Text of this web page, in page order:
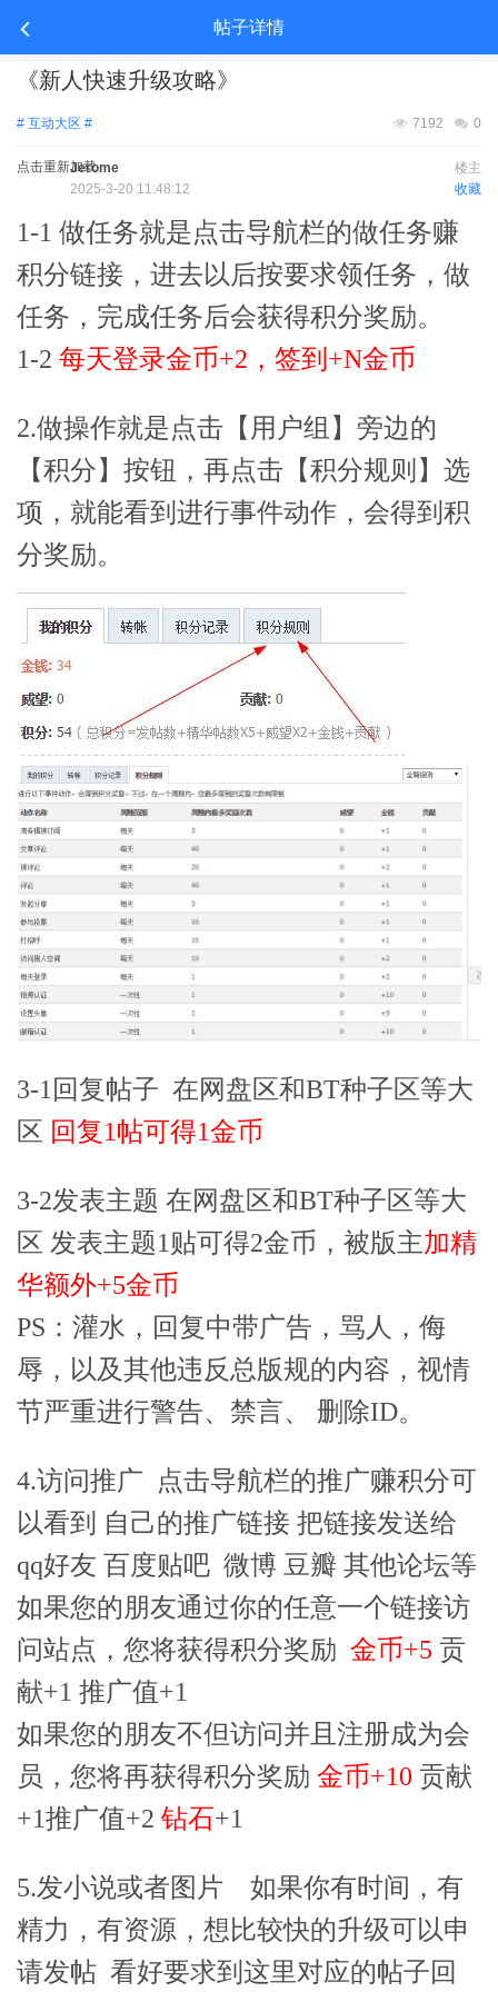
帖子详情
《新人快速升级攻略》
# 互动大区 # 0
7192
点击重新加载 楼主
Jerome
收藏
2025-3-20 11:48:12
1-1 做任务就是点击导航栏的做任务赚
积分链接，进去以后按要求领任务，做
任务，完成任务后会获得积分奖励。
1-2 每天登录金币+2，签到+N金币
2.做操作就是点击【 用户组 】旁边的
【积分】按钮，再点击【积分规则 】 选
项，就能看到进行事件动作，会得到积
分奖励。
3-1回复帖子 在网盘区和BT种子区等大
区 回复1帖可得1金币
3-2发表主题 在网盘区和BT种子区等大
区 发表主题1贴可得2金币，被版主加精
华额外+5金币
PS：灌水，回复中带广告，骂人，侮
辱，以及其他违反总版规的内容，视情
节严重进行警告、禁言、 删除ID。
4.访问推广 点击导航栏的推广赚积分可
以看到 自己的推广链接 把链接发送给
qq好友 百度贴吧 微博 豆瓣 其他论坛等
如果您的朋友通过你的任意一个链接访
问站点，您将获得积分奖励 金币+5 贡
献+1 推广值+1
如果您的朋友不但访问并且注册成为会
员，您将再获得积分奖励 金币+10 贡献
+1推广值+2 钻石+1
5.发小说或者图片 如果你有时间，有
精力，有资源，想比较快的升级可以申
请发帖 看好要求到这里对应的帖子回